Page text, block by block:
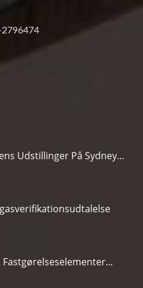
Udstillinger På Sydney...
Fastgørelseselementer...